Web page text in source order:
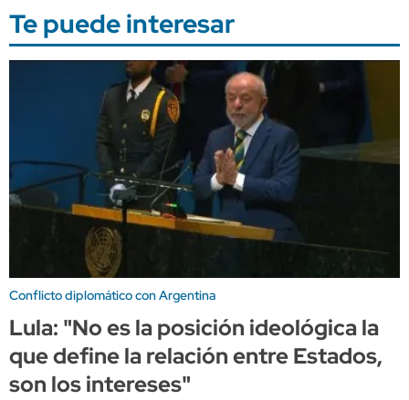
Te puede interesar
Conflicto diplomático con Argentina
Lula: "No es la posición ideológica la
que define la relación entre Estados,
son los intereses"